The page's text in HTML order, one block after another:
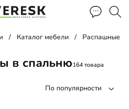
Каталог мебели Распашные
в спальню164 товара
По популярности